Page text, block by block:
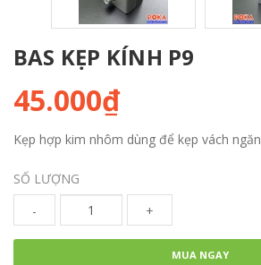
BAS KẸP KÍNH P9
45.000₫
Kẹp hợp kim nhôm dùng để kẹp vách
SỐ LƯỢNG
-
+
MUA NGAY